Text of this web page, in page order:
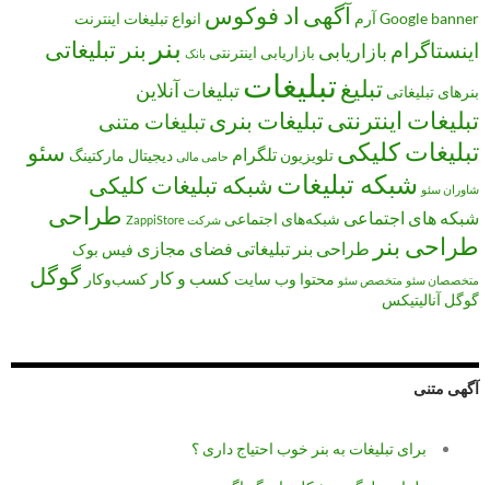
banner
Googleآرم آگهی اد فوکوس انواع تبلیغات اینترنت
اینستاگرام بازاریابی بازاریابی اینترنتی بانک بنر بنر تبلیغاتی
بنرهای تبلیغاتی تبلیغتبلیغاتتبلیغات آنلاین
تبلیغات اینترنتیتبلیغات بنریتبلیغات متنی
تبلیغات کلیکی تلویزیون تلگرام حامی مالی دیجیتال مارکتینگ سئو
شاوران سئو شبکه تبلیغات شبکه تبلیغات کلیکی
شبکه های اجتماعی شبکه‌های اجتماعی شرکت ZappiStore
طراحی
طراحی بنر طراحی بنر تبلیغاتی فضای مجازی فیس بوک
متخصصان سئو متخصص سئو محتوا وب سایت کسب و کار کسب‌وکار گوگل
گوگل آنالیتیکس
آگهی متنی
برای تبلیغات به بنر خوب احتیاج داری ؟